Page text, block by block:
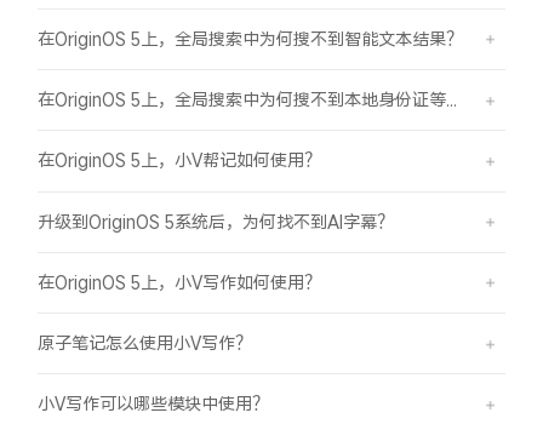
在OriginOS 5上，全局搜索中为何搜不到智能文本结果？
在OriginOS 5上，小V帮记如何使用？
升级到OriginOS 5系统后，为何找不到AI字幕？
在OriginOS 5上，小V写作如何使用？
原子笔记怎么使用小V写作？
小V写作可以哪些模块中使用？